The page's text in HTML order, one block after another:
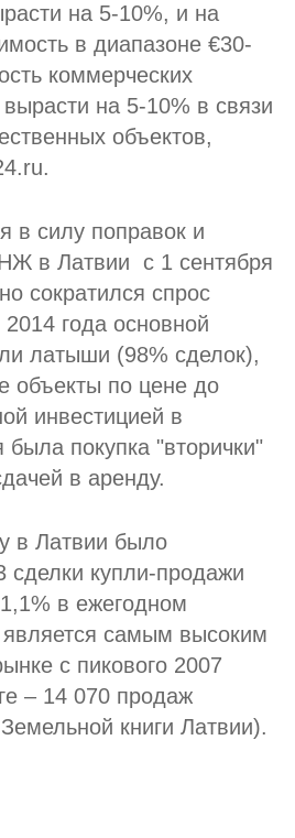
на 5-10%, и на
в диапазоне €30-
коммерческих
на 5-10% в связи
объектов,
в силу поправок и
в Латвии
с 1 сентября
сократился спрос
года основной
латыши (98% сделок),
объекты по цене до
инвестицией в
покупка "вторички"
в аренду.
в Латвии было
сделки купли-продажи
в ежегодном
является самым высоким
с пикового 2007
– 14 070 продаж
книги Латвии).